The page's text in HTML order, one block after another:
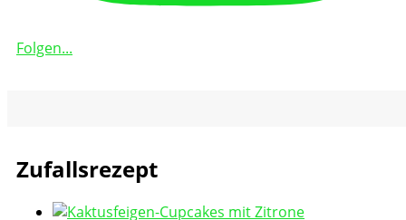
Folgen...
Zufallsrezept